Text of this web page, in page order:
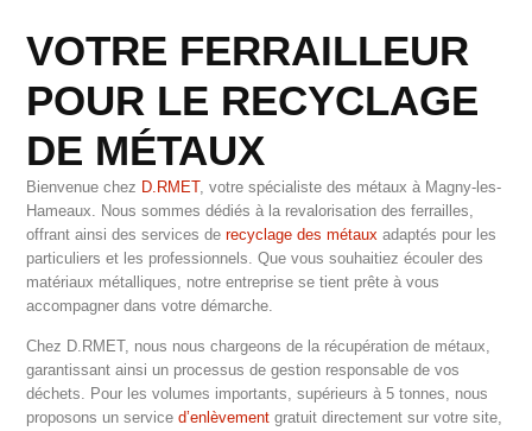
VOTRE FERRAILLEUR
POUR LE RECYCLAGE
DE MÉTAUX
Bienvenue chez D.RMET, votre spécialiste des métaux à Magny-les-
Hameaux. Nous sommes dédiés à la revalorisation des ferrailles,
offrant ainsi des services derecyclage des métaux adaptés pour les
particuliers et les professionnels. Que vous souhaitiez écouler des
matériaux métalliques, notre entreprise se tient prête à vous
accompagner dans votre démarche.
Chez D.RMET, nous nous chargeons de la récupération de métaux,
garantissant ainsi un processus de gestion responsable de vos
déchets. Pour les volumes importants, supérieurs à 5 tonnes, nous
proposons un serviced’enlèvement gratuit directement sur votre site,